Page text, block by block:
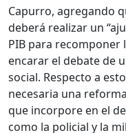
Capurro, agregando
deberá realizar un
PIB para recomponer
encarar el debate de
social. Respecto a
necesaria una
que incorpore en el
como la policial y la